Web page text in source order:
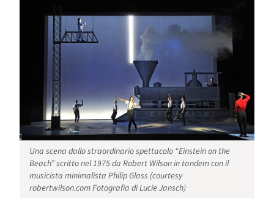
Una scena dallo straordinario spettacolo “Einstein on the
Beach” scritto nel 1975 da Robert Wilson in tandem con il
musicista minimalista Philip Glass (courtesy
robertwilson.comFotografia di Lucie Jansch)